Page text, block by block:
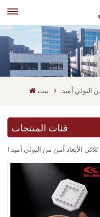
بيت البولي أميد
فئات المنتجات